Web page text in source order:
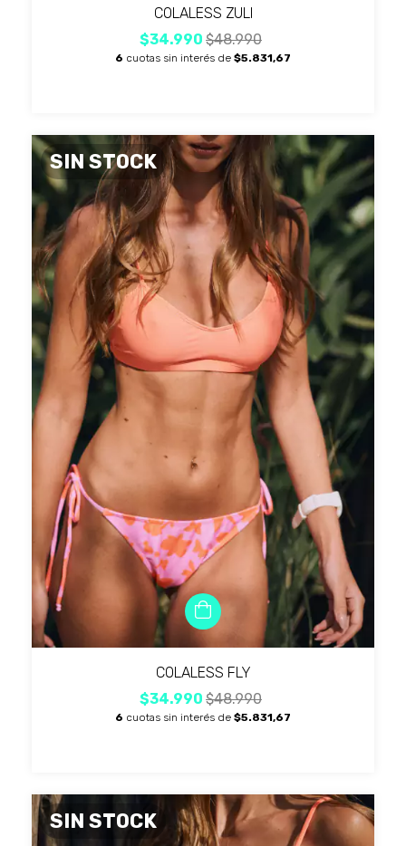
COLALESS ZULI
$34.990 $48.990
6 cuotas sin interés de $5.831,67
SIN STOCK
COLALESS FLY
$34.990 $48.990
6 cuotas sin interés de $5.831,67
SIN STOCK